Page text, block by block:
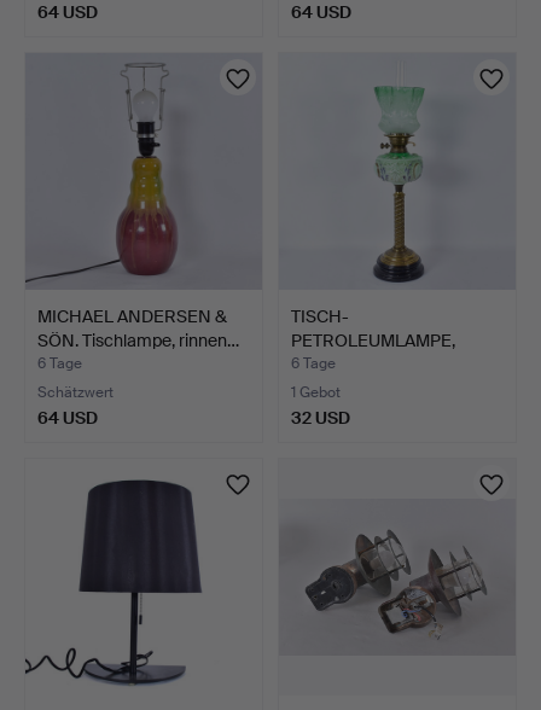
64 USD 64 USD
MICHAEL ANDERSEN &
SÖN. Tischlampe, rinnen…
6 Tage
Schätzwert
64 USD
TISCH-
PETROLEUMLAMPE,
Messing/Glas, 19. Ja…
6 Tage
1 Gebot
32 USD